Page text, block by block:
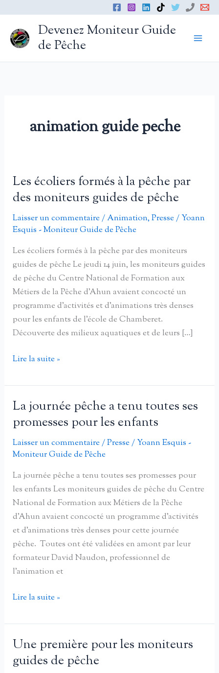
contenu
Devenez Moniteur Guide
de Pêche
animation guide peche
Les écoliers formés à la pêche par
des moniteurs guides de pêche
Laisser un commentaire/Animation,Presse/Yoann
Esquis - Moniteur Guide de Pêche
Les écoliers formés à la pêche par des moniteurs
guides de pêche Le jeudi 14 juin, les moniteurs guides
de pêche du Centre National de Formation aux
Métiers de la Pêche d’Ahun avaient concocté un
programme d’activités et d’animations très denses
pour les enfants de l’école de Chamberet.
Découverte des milieux aquatiques et de leurs […]
Les
formés
à
la
pêche
par
des
guides
Lire la suite »
La journée pêche a tenu toutes ses
promesses pour les enfants
Laisser un commentaire/Presse/Yoann Esquis -
Moniteur Guide de Pêche
La journée pêche a tenu toutes ses promesses pour
les enfants Les moniteurs guides de pêche du Centre
National de Formation aux Métiers de la Pêche
d’Ahun avaient concocté un programme d’activités
et d’animations très denses pour cette journée
pêche. Toutes ont été validées en amont par leur
formateur David Naudon, professionnel de
l’animation et
La
pêche
a
tenu
toutes
Lire la suite »
Une première pour les moniteurs
guides de pêche